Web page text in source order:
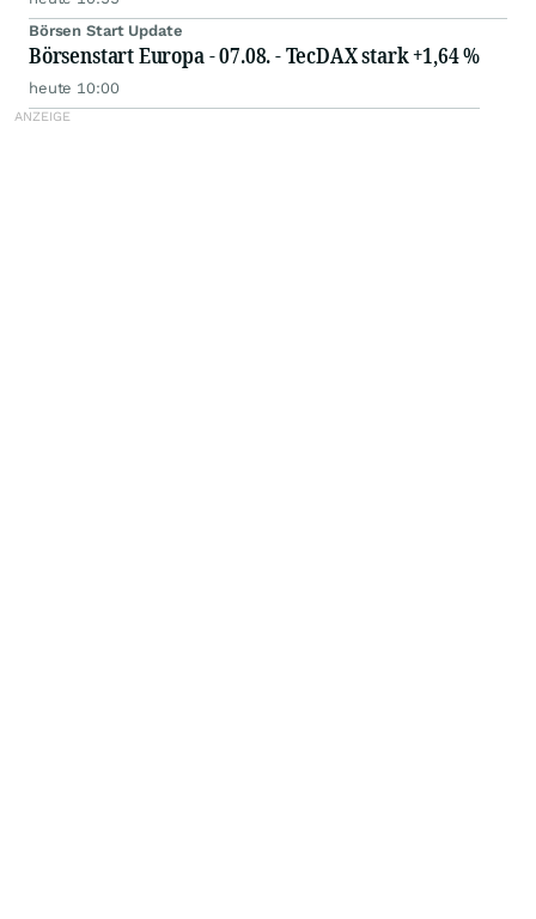
Börsen Start Update
Börsenstart Europa - 07.08. - TecDAX stark +1,64 %
heute 10:00